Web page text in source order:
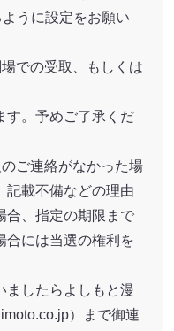
うに設定をお願い
での受取、もしくは
す。予めご了承くだ
ご連絡がなかった場
記載不備などの理由
合、指定の期限まで
合には当選の権利を
ましたらよしもと漫
）まで御連